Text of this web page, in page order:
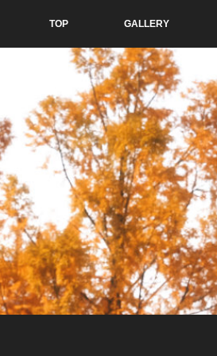
TOP GALLERY